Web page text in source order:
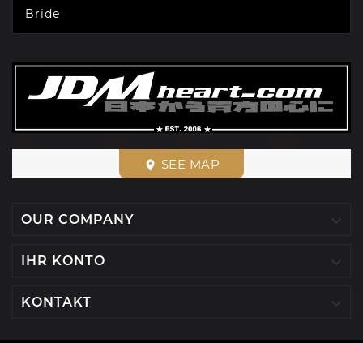
Bride
place SEE MAP
OUR COMPANY
IHR KONTO
KONTAKT